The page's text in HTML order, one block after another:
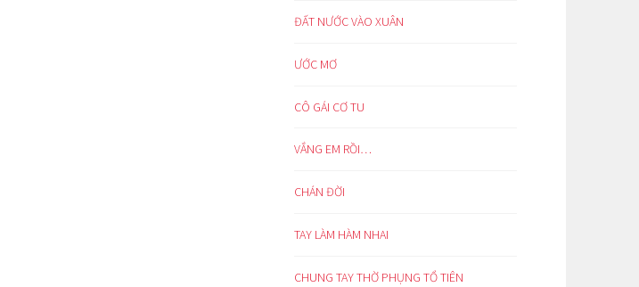
ĐẤT NƯỚC VÀO XUÂN
ƯỚC MƠ
CÔ GÁI CƠ TU
VẮNG EM RỒI…
CHÁN ĐỜI
TAY LÀM HÀM NHAI
CHUNG TAY THỜ PHỤNG TỔ TIÊN